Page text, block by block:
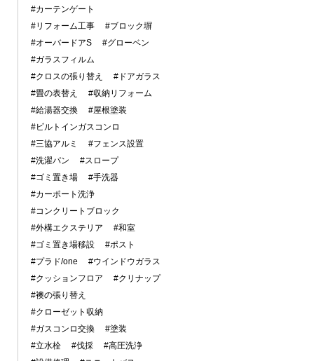
#カーテンゲート
#リフォーム工事
#ブロック塀
#オーバードアS
#グローベン
#ガラスフィルム
#クロスの張り替え
#ドアガラス
#畳の表替え
#収納リフォーム
#給湯器交換
#屋根塗装
#ビルトインガスコンロ
#三協アルミ
#フェンス設置
#洗濯パン
#スロープ
#ゴミ置き場
#手洗器
#カーポート洗浄
#コンクリートブロック
#外構エクステリア
#和室
#ゴミ置き場移設
#ポスト
#プラド/one
#ウインドウガラス
#クッションフロア
#クリナップ
#襖の張り替え
#クローゼット収納
#ガスコンロ交換
#塗装
#立水栓
#伐採
#高圧洗浄